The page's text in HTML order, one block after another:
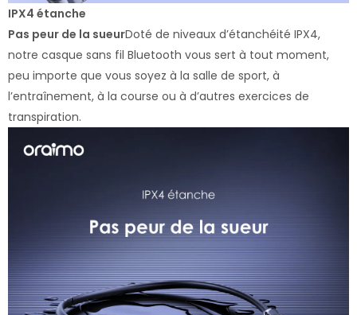
IPX4 étanche
Pas peur de la sueurDoté de niveaux d’étanchéité IPX4,
notre casque sans fil Bluetooth vous sert à tout moment,
peu importe que vous soyez à la salle de sport, à
l’entraînement, à la course ou à d’autres exercices de
transpiration.